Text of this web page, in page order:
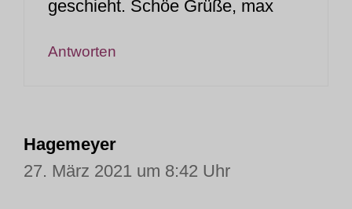
geschieht. Schöe Grüße, max
Antworten
Hagemeyer
27. März 2021 um 8:42 Uhr